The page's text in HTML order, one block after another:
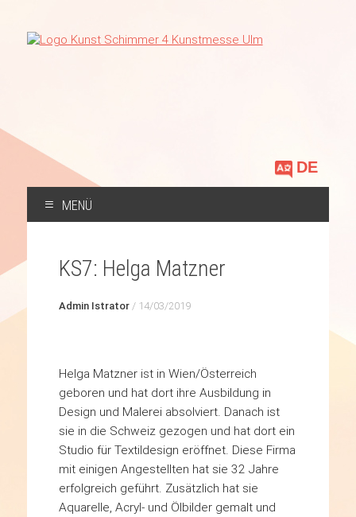
Sprache
auswählen
MENÜ
SPRINGEN
KS7: Helga Matzner
Admin Istrator/ 14/03/2019
Helga Matzner ist in Wien/Österreich
geboren und hat dort ihre Ausbildung in
Design und Malerei absolviert. Danach ist
sie in die Schweiz gezogen und hat dort ein
Studio für Textildesign eröffnet. Diese Firma
mit einigen Angestellten hat sie 32 Jahre
erfolgreich geführt. Zusätzlich hat sie
Aquarelle, Acryl- und Ölbilder gemalt und